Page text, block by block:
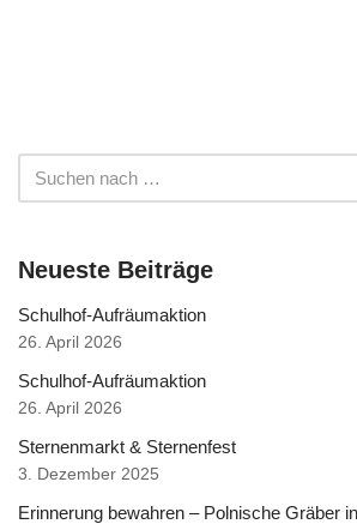
Neueste Beiträge
Schulhof-Aufräumaktion
26. April 2026
Schulhof-Aufräumaktion
26. April 2026
Sternenmarkt & Sternenfest
3. Dezember 2025
Erinnerung bewahren – Polnische Gräber